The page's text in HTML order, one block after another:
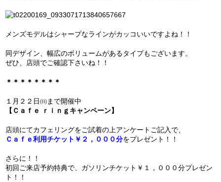
メンズモデルはシャープなラインがカッコいいですよね！！
同デザイン、幅広のボリュームがあるタイプもございます。
ぜひ、店頭でご確認下さいね！！
＊＊＊＊＊＊＊＊
１月２２日㈰まで開催中
【Ｃａｆｅ ｒｉｎｇキャンペーン】
店頭にてカフェリングをご試着の上アンケートご記入で、
Ｃａｆｅ利用チケット￥２，０００分をプレゼント！！
さらに！！
初回ご来店予約特典で、ガソリンチケット￥１，０００分プレゼン
ト！！